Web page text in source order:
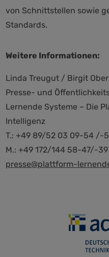
von Schnittstellen sowie
Standards.
Weitere Informationen:
Linda Treugut / Birgit
Presse- und
Lernende Systeme – Die
Intelligenz
T.: +49 89/52 03 09-54 /-
M.: +49 172/144 58-47/-39
presse@plattform-